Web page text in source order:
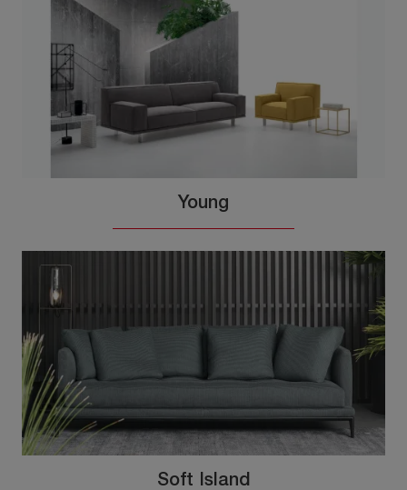
Young
Soft Island